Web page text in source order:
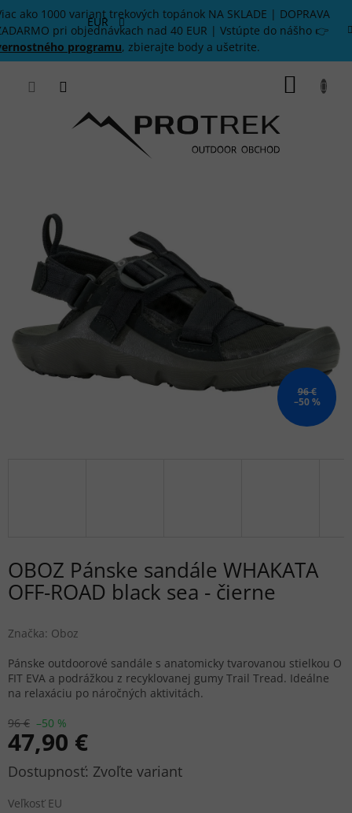
Prejsť
na
obsah
ako 1000 variant trekových topánok NA SKLADE | DOPRAVA
pri objednávkach nad 40 EUR | Vstúpte do nášho 👉
programu, zbierajte body a ušetrite.
EUR
96 €
–50 %
OBOZ Pánske sandále WHAKATA
OFF-ROAD black sea - čierne
Značka: Oboz
96 € –50 %
47,90 €
Jednotková
Zvoľte variant
Veľkosť EU
Pánske outdoorové sandále s anatomicky tvarovanou stielkou O
FIT EVA a podrážkou z recyklovanej gumy Trail Tread. Ideálne
na relaxáciu po náročných aktivitách.